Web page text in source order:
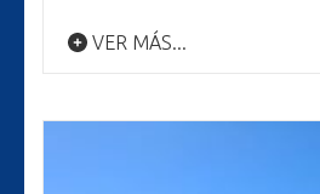
VER MÁS...